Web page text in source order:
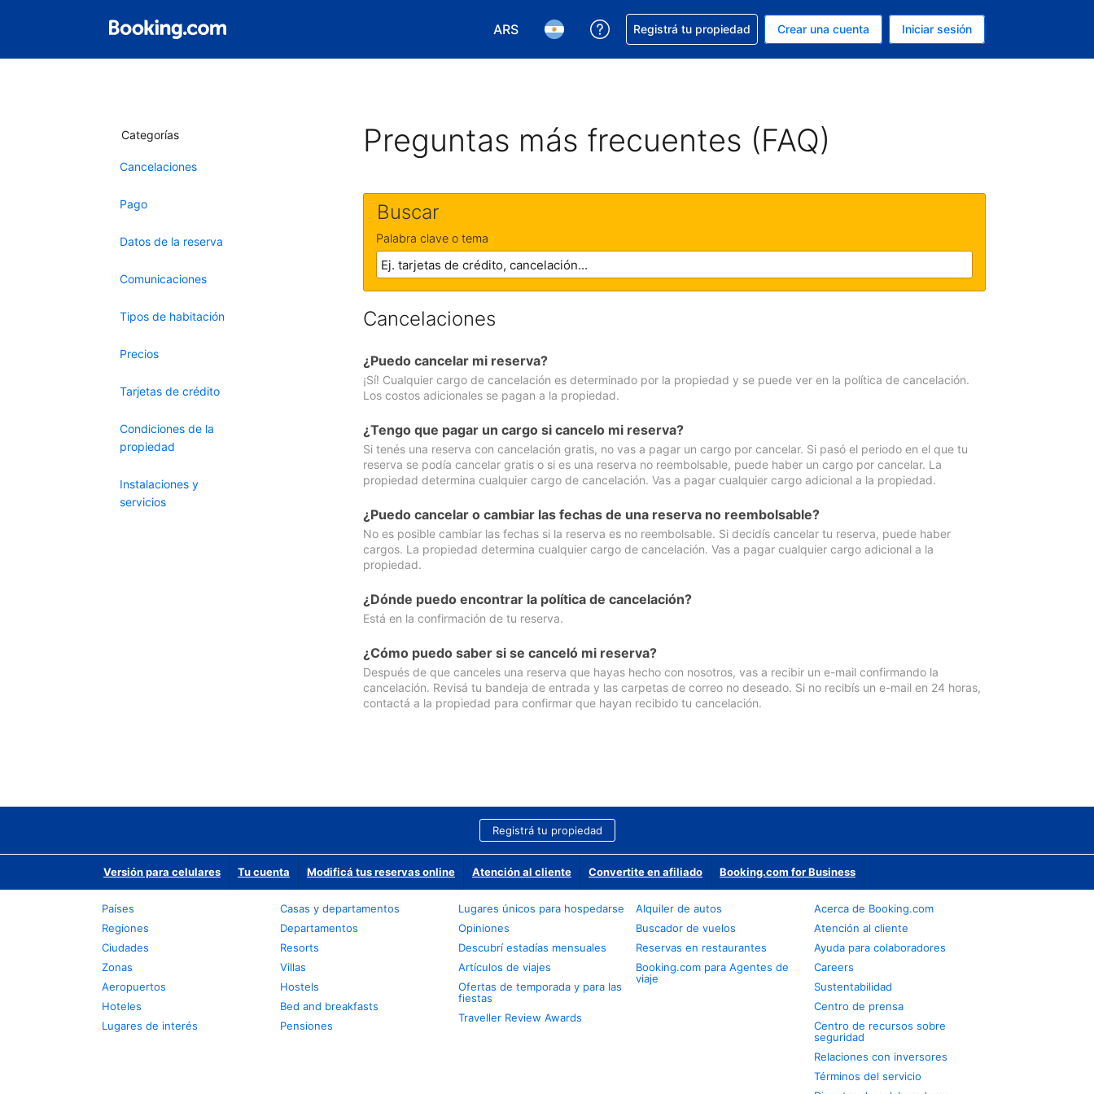
ARS
Elegir la moneda. Tu moneda actual es Peso argentino
Elegir el idioma. El idioma que estás usando es Español (Argentina)
Conseguí ayuda con tu reserva
Registrá tu propiedad Crear una cuenta Iniciar sesión
Categorías
Cancelaciones
Pago
Datos de la reserva
Comunicaciones
Tipos de habitación
Precios
Tarjetas de crédito
Condiciones de la
propiedad
Instalaciones y
servicios
Preguntas más frecuentes (FAQ)
Buscar
Palabra clave o tema
Cancelaciones
¿Puedo cancelar mi reserva?
¡Sí! Cualquier cargo de cancelación es determinado por la propiedad y se puede ver en la política de cancelación.
Los costos adicionales se pagan a la propiedad.
¿Tengo que pagar un cargo si cancelo mi reserva?
Si tenés una reserva con cancelación gratis, no vas a pagar un cargo por cancelar. Si pasó el periodo en el que tu
reserva se podía cancelar gratis o si es una reserva no reembolsable, puede haber un cargo por cancelar. La
propiedad determina cualquier cargo de cancelación. Vas a pagar cualquier cargo adicional a la propiedad.
¿Puedo cancelar o cambiar las fechas de una reserva no reembolsable?
No es posible cambiar las fechas si la reserva es no reembolsable. Si decidís cancelar tu reserva, puede haber
cargos. La propiedad determina cualquier cargo de cancelación. Vas a pagar cualquier cargo adicional a la
propiedad.
¿Dónde puedo encontrar la política de cancelación?
Está en la confirmación de tu reserva.
¿Cómo puedo saber si se canceló mi reserva?
Después de que canceles una reserva que hayas hecho con nosotros, vas a recibir un e-mail confirmando la
cancelación. Revisá tu bandeja de entrada y las carpetas de correo no deseado. Si no recibís un e-mail en 24 horas,
contactá a la propiedad para confirmar que hayan recibido tu cancelación.
Registrá tu propiedad
Versión para celulares Tu cuenta Modificá tus reservas online Atención al cliente Convertite en afiliado Booking.com for Business
Países
Regiones
Ciudades
Zonas
Aeropuertos
Hoteles
Lugares de interés
Casas y departamentos
Departamentos
Resorts
Villas
Hostels
Bed and breakfasts
Pensiones
Lugares únicos para hospedarse
Opiniones
Descubrí estadías mensuales
Artículos de viajes
Ofertas de temporada y para las
fiestas
Traveller Review Awards
Alquiler de autos
Buscador de vuelos
Reservas en restaurantes
Booking.com para Agentes de
viaje
Acerca de Booking.com
Atención al cliente
Ayuda para colaboradores
Careers
Sustentabilidad
Centro de prensa
Centro de recursos sobre
seguridad
Relaciones con inversores
Términos del servicio